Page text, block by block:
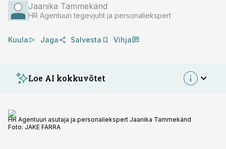
Jaanika Tammekänd
HR Agentuuri tegevjuht ja personaliekspert
Kuula Jaga Salvesta Vihja
Loe AI kokkuvõtet
HR Agentuuri asutaja ja personaliekspert Jaanika Tammekänd
Foto: JAKE FARRA